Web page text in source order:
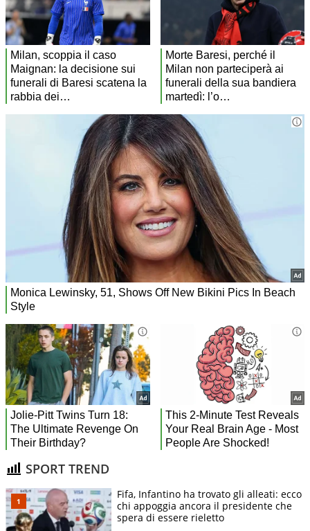
SPORT TREND
Fifa, Infantino ha trovato gli alleati: ecco
chi appoggia ancora il presidente che
spera di essere rieletto